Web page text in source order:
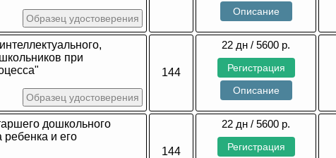
Образец удостоверения
Описание
при
Образец удостоверения
144
22 дн / 5600 р.
Регистрация
Описание
дошкольного
ребенка и его
144
22 дн / 5600 р.
Регистрация